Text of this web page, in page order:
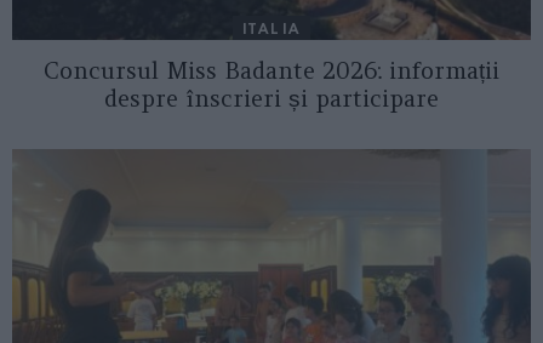
ITALIA
Concursul Miss Badante 2026: informații
despre înscrieri și participare